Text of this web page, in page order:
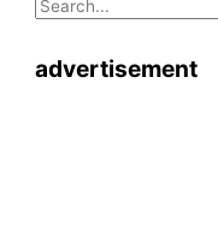
advertisement